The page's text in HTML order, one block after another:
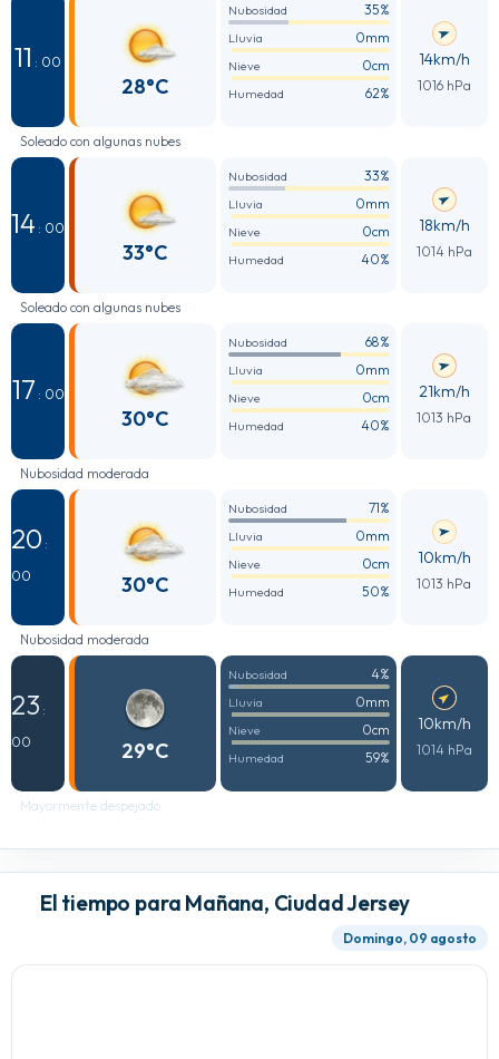
11 : 00
28°C
Nubosidad 35%
Lluvia 0mm
Nieve 0cm
Humedad 62%
14km/h
1016 hPa
Soleado con algunas nubes
14 : 00
33°C
Nubosidad 33%
Lluvia 0mm
Nieve 0cm
Humedad 40%
18km/h
1014 hPa
Soleado con algunas nubes
17 : 00
30°C
Nubosidad 68%
Lluvia 0mm
Nieve 0cm
Humedad 40%
21km/h
1013 hPa
Nubosidad moderada
20 :
00
30°C
Nubosidad 71%
Lluvia 0mm
Nieve 0cm
Humedad 50%
10km/h
1013 hPa
Nubosidad moderada
23 :
00
29°C
Nubosidad 4%
Lluvia 0mm
Nieve 0cm
Humedad 59%
10km/h
1014 hPa
Mayormente despejado
El tiempo para Mañana, Ciudad Jersey
Domingo, 09 agosto